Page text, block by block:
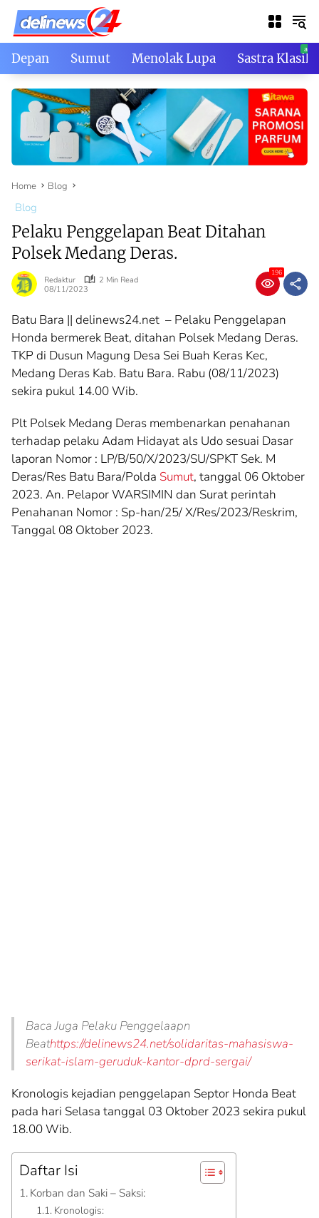
Skip
content
Depan Sumut Menolak Lupa Sastra Klasik
Home Blog
Blog
Pelaku Penggelapan Beat Ditahan
Polsek Medang Deras.
Redaktur
2 Min Read
08/11/2023
196
Batu Bara || delinews24.net – Pelaku Penggelapan
Honda bermerek Beat, ditahan Polsek Medang Deras.
TKP di Dusun Magung Desa Sei Buah Keras Kec,
Medang Deras Kab. Batu Bara. Rabu (08/11/2023)
sekira pukul 14.00 Wib.
Plt Polsek Medang Deras membenarkan penahanan
terhadap pelaku Adam Hidayat als Udo sesuai Dasar
laporan Nomor : LP/B/50/X/2023/SU/SPKT Sek. M
Deras/Res Batu Bara/Polda Sumut, tanggal 06 Oktober
2023. An. Pelapor WARSIMIN dan Surat perintah
Penahanan Nomor : Sp-han/25/ X/Res/2023/Reskrim,
Tanggal 08 Oktober 2023.
Baca Juga Pelaku Penggelaapn
Beathttps://delinews24.net/solidaritas-mahasiswa-
serikat-islam-geruduk-kantor-dprd-sergai/
Kronologis kejadian penggelapan Septor Honda Beat
pada hari Selasa tanggal 03 Oktober 2023 sekira pukul
18.00 Wib.
Daftar Isi
Korban dan Saki – Saksi:
Kronologis: